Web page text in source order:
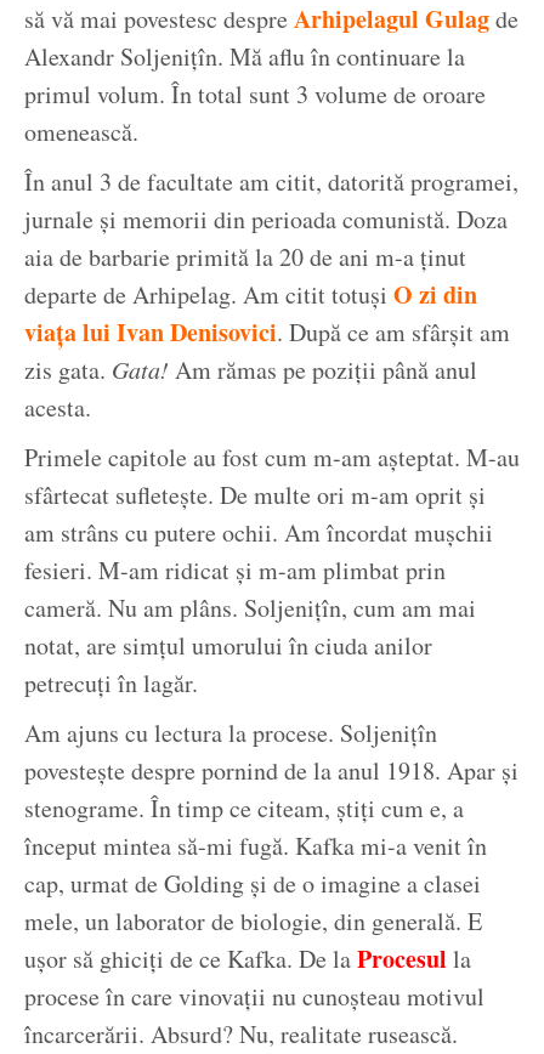
să vă mai povestesc despre Arhipelagul Gulagde
Alexandr Soljenițîn. Mă aflu în continuare la
primul volum. În total sunt 3 volume de oroare
omenească.
În anul 3 de facultate am citit, datorită programei,
jurnale și memorii din perioada comunistă. Doza
aia de barbarie primită la 20 de ani m-a ținut
departe de Arhipelag. Am citit totuși O zi din
viața lui Ivan Denisovici. După ce am sfârșit am
zis gata. Gata! Am rămas pe poziții până anul
acesta.
Primele capitole au fost cum m-am așteptat. M-au
sfârtecat sufletește. De multe ori m-am oprit și
am strâns cu putere ochii. Am încordat mușchii
fesieri. M-am ridicat și m-am plimbat prin
cameră. Nu am plâns. Soljenițîn, cum am mai
notat, are simțul umorului în ciuda anilor
petrecuți în lagăr.
Am ajuns cu lectura la procese. Soljenițîn
povestește despre pornind de la anul 1918. Apar și
stenograme. În timp ce citeam, știți cum e, a
început mintea să-mi fugă. Kafka mi-a venit în
cap, urmat de Golding și de o imagine a clasei
mele, un laborator de biologie, din generală. E
ușor să ghiciți de ce Kafka. De laProcesul la
procese în care vinovații nu cunoșteau motivul
încarcerării. Absurd? Nu, realitate rusească.